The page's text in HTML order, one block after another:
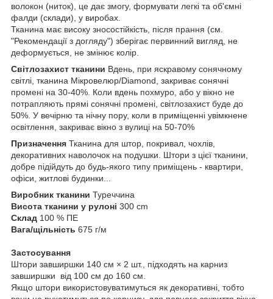
волокон (ниток), це дає змогу, формувати легкі та об'ємні
фалди (склади), у виробах.
Тканина має високу зносостійкість, після прання (см.
"Рекомендації з догляду") зберігає первинний вигляд, не
деформується, не змінює колір.
Світлозахист тканини Вдень, при яскравому сонячному
світлі, тканина Мікровелюр/Diamond, закриває сонячні
промені на 30-40%. Коли вдень похмуро, або у вікно не
потрапляють прямі сонячні промені, світлозахист буде до
50%. У вечірню та нічну пору, коли в приміщенні увімкнене
освітлення, закриває вікно з вулиці на 50-70%
Призначення Тканина для штор, покривал, чохлів,
декоративних наволочок на подушки. Штори з цієї тканини,
добре підійдуть до будь-якого типу приміщень - квартири,
офіси, житлові будинки...
Виробник тканини Туреччина
Висота тканини у рулоні 300 cm
Склад 100 % ПЕ
Вага/щільність 675 г/м
Застосування
Штори завширшки 140 см × 2 шт., підходять на карниз
завширшки від 100 см до 160 см.
Якщо штори використовуватимуться як декоративні, тобто